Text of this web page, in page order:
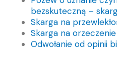
bezskuteczną –
Skarga na
Skarga na
Odwołanie od opinii